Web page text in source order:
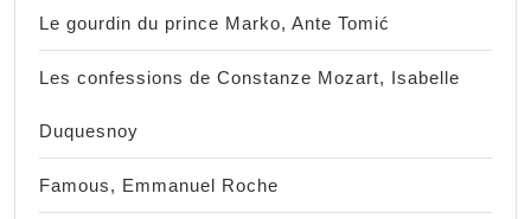
Le gourdin du prince Marko, Ante Tomić
Les confessions de Constanze Mozart, Isabelle
Duquesnoy
Famous, Emmanuel Roche